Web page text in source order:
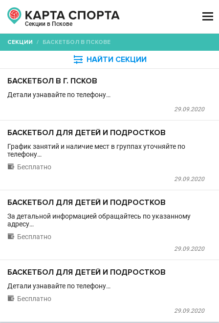
Секции в Пскове

СЕКЦИИ / БАСКЕТБОЛ В ПСКОВЕ
 НАЙТИ СЕКЦИИ
БАСКЕТБОЛ В Г. ПСКОВ
Детали узнавайте по телефону…
29.09.2020
БАСКЕТБОЛ ДЛЯ ДЕТЕЙ И ПОДРОСТКОВ
График занятий и наличие мест в группах уточняйте по
телефону…
 Бесплатно
29.09.2020
БАСКЕТБОЛ ДЛЯ ДЕТЕЙ И ПОДРОСТКОВ
За детальной информацией обращайтесь по указанному
адресу…
 Бесплатно
29.09.2020
БАСКЕТБОЛ ДЛЯ ДЕТЕЙ И ПОДРОСТКОВ
Детали узнавайте по телефону…
 Бесплатно
29.09.2020